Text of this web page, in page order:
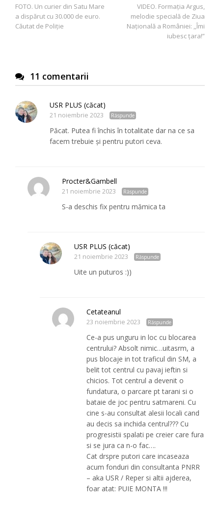
în
articole
VIDEO. Formația Argus,
melodie specială de Ziua
Națională a României: ,,Îmi
iubesc țara!”
FOTO. Un curier din Satu Mare
a dispărut cu 30.000 de euro.
Căutat de Poliţie
11 comentarii
USR PLUS (căcat)
21 noiembrie 2023 Răspunde
Păcat. Putea fi închis în totalitate dar na ce sa
facem trebuie și pentru putori ceva.
Procter&Gambell
21 noiembrie 2023 Răspunde
S-a deschis fix pentru mămica ta
USR PLUS (căcat)
21 noiembrie 2023 Răspunde
Uite un puturos :))
Cetateanul
23 noiembrie 2023 Răspunde
Ce-a pus unguru in loc cu blocarea
centrului? Absolt nimic…uitasrm, a
pus blocaje in tot traficul din SM, a
belit tot centrul cu pavaj ieftin si
chicios. Tot centrul a devenit o
fundatura, o parcare pt tarani si o
bataie de joc pentru satmareni. Cu
cine s-au consultat alesii locali cand
au decis sa inchida centrul??? Cu
progresistii spalati pe creier care fura
si se jura ca n-o fac….
Cat drspre putori care incaseaza
acum fonduri din consultanta PNRR
– aka USR / Reper si altii ajderea,
foar atat: PUIE MONTA !!!